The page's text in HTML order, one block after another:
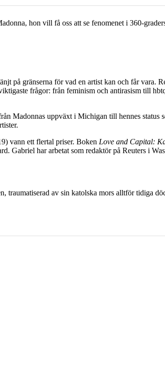
hon vill få oss att se fenomenet i 360-
på gränserna för vad en artist kan och får vara.
frågor: från feminism och antirasism till
Madonnas uppväxt i Michigan till hennes status
vann ett flertal priser. Boken Love and Capital:
Gabriel har arbetat som redaktör på Reuters i
traumatiserad av sin katolska mors alltför tidiga